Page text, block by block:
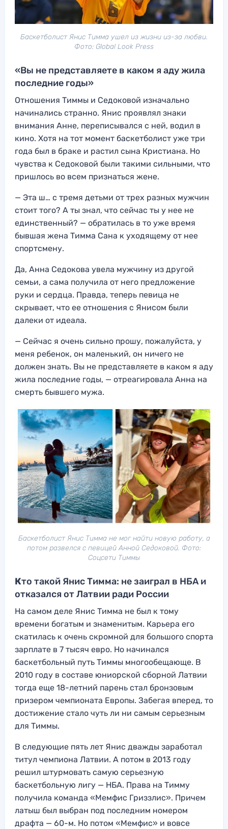
Баскетболист Янис Тимма ушел из жизни из-за любви.
Фото: Global Look Press
«Вы не представляете в каком я аду жила
последние годы»
Отношения Тиммы и Седоковой изначально
начинались странно. Янис проявлял знаки
внимания Анне, переписывался с ней, водил в
кино. Хотя на тот момент баскетболист уже три
года был в браке и растил сына Кристиана. Но
чувства к Седоковой были такими сильными, что
пришлось во всем признаться жене.
— Эта ш… с тремя детьми от трех разных мужчин
стоит того? А ты знал, что сейчас ты у нее не
единственный? — обратилась в то уже время
бывшая жена Тимма Сана к уходящему от нее
спортсмену.
Да, Анна Седокова увела мужчину из другой
семьи, а сама получила от него предложение
руки и сердца. Правда, теперь певица не
скрывает, что ее отношения с Янисом были
далеки от идеала.
— Сейчас я очень сильно прошу, пожалуйста, у
меня ребенок, он маленький, он ничего не
должен знать. Вы не представляете в каком я аду
жила последние годы, — отреагировала Анна на
смерть бывшего мужа.
Баскетболист Янис Тимма не мог найти новую работу, а
потом развелся с певицей Анной Седоковой. Фото:
Соцсети Тиммы
Кто такой Янис Тимма: не заиграл в НБА и
отказался от Латвии ради России
На самом деле Янис Тимма не был к тому
времени богатым и знаменитым. Карьера его
скатилась к очень скромной для большого спорта
зарплате в 7 тысяч евро. Но начинался
баскетбольный путь Тиммы многообещающе. В
2010 году в составе юниорской сборной Латвии
тогда еще 18-летний парень стал бронзовым
призером чемпионата Европы. Забегая вперед, то
достижение стало чуть ли ни самым серьезным
для Тиммы.
В следующие пять лет Янис дважды заработал
титул чемпиона Латвии. А потом в 2013 году
решил штурмовать самую серьезную
баскетбольную лигу — НБА. Права на Тимму
получила команда «Мемфис Гриззлис». Причем
латыш был выбран под последним номером
драфта — 60-м. Но потом «Мемфис» и вовсе